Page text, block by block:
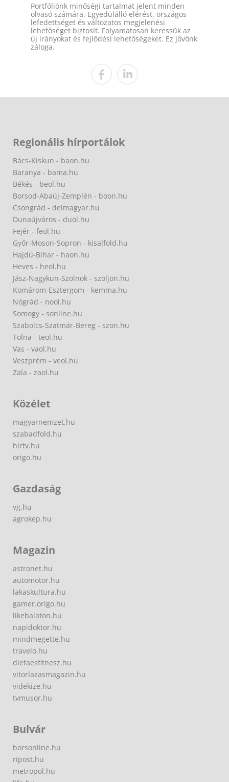
Portfóliónk minőségi tartalmat jelent minden
olvasó számára. Egyedülálló elérést, országos
lefedettséget és változatos megjelenési
lehetőséget biztosít. Folyamatosan keressük az
új irányokat és fejlődési lehetőségeket. Ez jövőnk
záloga.
Regionális hírportálok
Bács-Kiskun - baon.hu
Baranya - bama.hu
Békés - beol.hu
Borsod-Abaúj-Zemplén - boon.hu
Csongrád - delmagyar.hu
Dunaújváros - duol.hu
Fejér - feol.hu
Győr-Moson-Sopron - kisalfold.hu
Hajdú-Bihar - haon.hu
Heves - heol.hu
Jász-Nagykun-Szolnok - szoljon.hu
Komárom-Esztergom - kemma.hu
Nógrád - nool.hu
Somogy - sonline.hu
Szabolcs-Szatmár-Bereg - szon.hu
Tolna - teol.hu
Vas - vaol.hu
Veszprém - veol.hu
Zala - zaol.hu
Közélet
magyarnemzet.hu
szabadfold.hu
hirtv.hu
origo.hu
Gazdaság
vg.hu
agrokep.hu
Magazin
astronet.hu
automotor.hu
lakaskultura.hu
gamer.origo.hu
likebalaton.hu
napidoktor.hu
mindmegette.hu
travelo.hu
dietaesfitnesz.hu
vitorlazasmagazin.hu
videkize.hu
tvmusor.hu
Bulvár
borsonline.hu
ripost.hu
metropol.hu